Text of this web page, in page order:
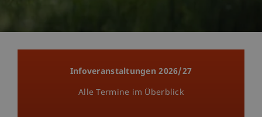
Infoveranstaltungen 2026/27
Alle Termine im Überblick